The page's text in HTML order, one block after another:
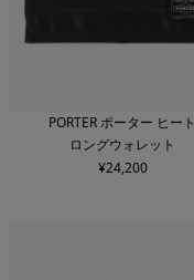
PORTER ポーター ヒート
ロングウォレット
¥24,200